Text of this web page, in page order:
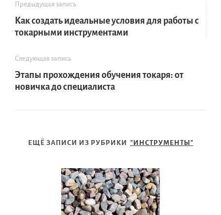
Предыдущая запись
Как создать идеальные условия для работы с
токарными инструментами
Следующая запись
Этапы прохождения обучения токаря: от
новичка до специалиста
ЕЩЁ ЗАПИСИ ИЗ РУБРИКИ "ИНСТРУМЕНТЫ"